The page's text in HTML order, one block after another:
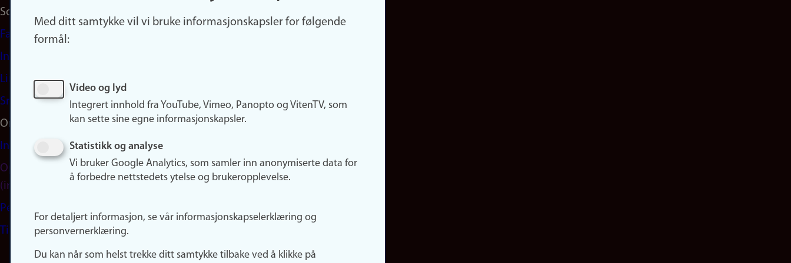
Sosiale medier
Facebook
Instagram
LinkedIn
Snapchat
Om nettstedet
Informasjonskapsler
Oppdater samtykke
(informasjonskapsler)
Personvern
Tilgjengelighetserklæring
Med ditt samtykke vil vi bruke informasjonskapsler for følgende
formål:
Video og lyd
Integrert innhold fra YouTube, Vimeo, Panopto og VitenTV, som
kan sette sine egne informasjonskapsler.
Statistikk og analyse
Vi bruker Google Analytics, som samler inn anonymiserte data for
å forbedre nettstedets ytelse og brukeropplevelse.
For detaljert informasjon, se vår informasjonskapselerklæring og
personvernerklæring.
Du kan når som helst trekke ditt samtykke tilbake ved å klikke på